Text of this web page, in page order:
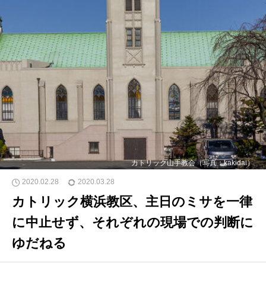
カトリック山手教会（写真：kakidai）
2020.02.28 2020.03.28
カトリック横浜教区、主日のミサを一律
に中止せず、それぞれの現場での判断に
ゆだねる